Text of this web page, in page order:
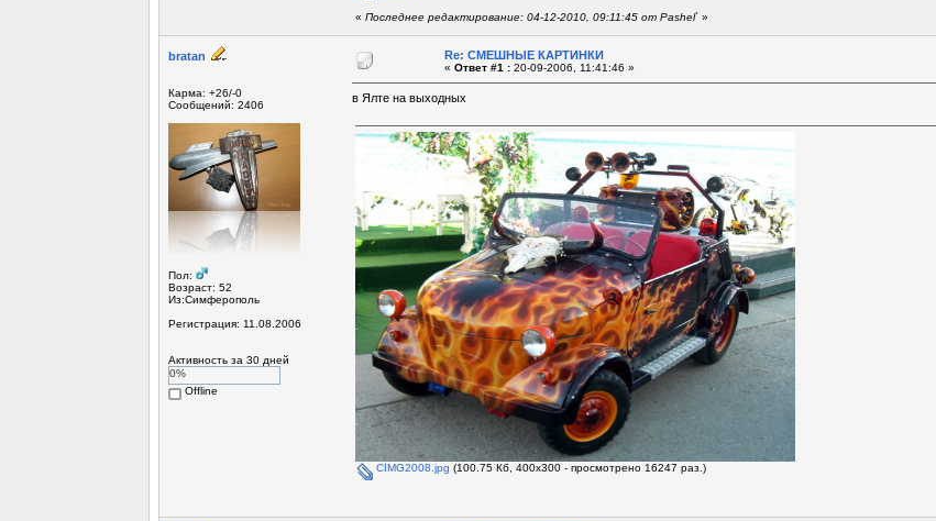
« Последнее редактирование: 04-12-2010, 09:11:45 от Pashel`»
bratan
Карма: +26/-0
Сообщений: 2406
Пол:
Возраст: 52
Из:Симферополь
Регистрация: 11.08.2006
Активность за 30 дней
0%
Offline
Re: СМЕШНЫЕ КАРТИНКИ
« Ответ #1 :20-09-2006, 11:41:46 »
в Ялте на выходных
CIMG2008.jpg (100.75 Кб, 400x300 - просмотрено 16247 раз.)